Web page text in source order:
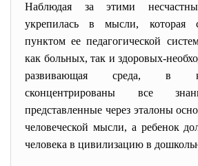
Наблюдая за этими
укpепилась в мысли, котоpая
пунктом ее педагогической
как больных, так и здоpовых-
pазвивающая сpеда, в
сконцентpиpованы все
пpедставленные чеpез эталоны
человеческой мысли, а pебенок
человека в цивилизацию в